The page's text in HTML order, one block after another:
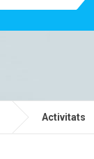
Activitats